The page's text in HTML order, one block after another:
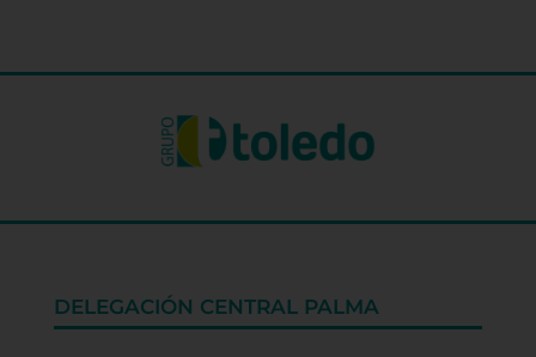
DELEGACIÓN CENTRAL PALMA